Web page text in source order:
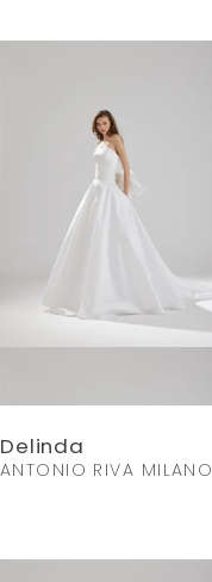
Delinda
ANTONIO RIVA MILANO